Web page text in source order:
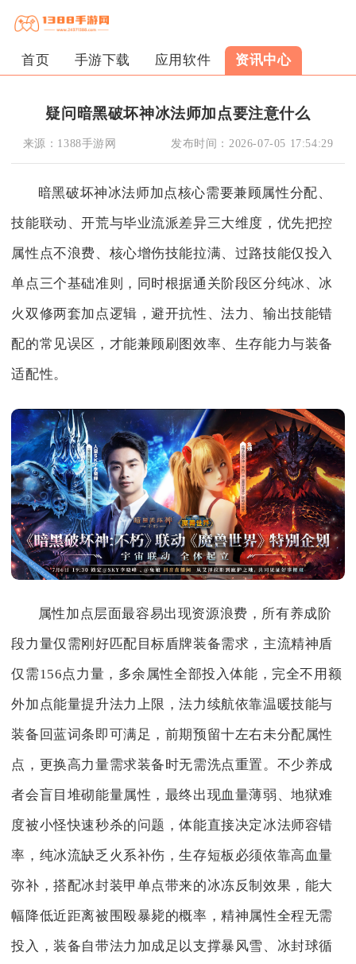
首页 手游下载 应用软件 资讯中心
疑问暗黑破坏神冰法师加点要注意什么
来源： 1388手游网 发布时间： 2026-07-05 17:54:29
暗黑破坏神冰法师加点核心需要兼顾属性分配、
技能联动、开荒与毕业流派差异三大维度，优先把控
属性点不浪费、核心增伤技能拉满、过路技能仅投入
单点三个基础准则，同时根据通关阶段区分纯冰、冰
火双修两套加点逻辑，避开抗性、法力、输出技能错
配的常见误区，才能兼顾刷图效率、生存能力与装备
适配性。
属性加点层面最容易出现资源浪费，所有养成阶
段力量仅需刚好匹配目标盾牌装备需求，主流精神盾
仅需156点力量，多余属性全部投入体能，完全不用额
外加点能量提升法力上限，法力续航依靠温暖技能与
装备回蓝词条即可满足，前期预留十左右未分配属性
点，更换高力量需求装备时无需洗点重置。不少养成
者会盲目堆砌能量属性，最终出现血量薄弱、地狱难
度被小怪快速秒杀的问题，体能直接决定冰法师容错
率，纯冰流缺乏火系补伤，生存短板必须依靠高血量
弥补，搭配冰封装甲单点带来的冰冻反制效果，能大
幅降低近距离被围殴暴毙的概率，精神属性全程无需
投入，装备自带法力加成足以支撑暴风雪、冰封球循